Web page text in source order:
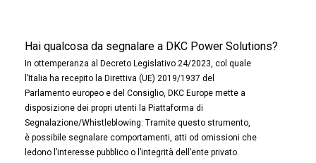
Hai qualcosa da segnalare a DKC Power Solutions?
In ottemperanza al Decreto Legislativo 24/2023, col quale
l’Italia ha recepito la Direttiva (UE) 2019/1937 del
Parlamento europeo e del Consiglio, DKC Europe mette a
disposizione dei propri utenti la Piattaforma di
Segnalazione/Whistleblowing. Tramite questo strumento,
è possibile segnalare comportamenti, atti od omissioni che
ledono l’interesse pubblico o l’integrità dell’ente privato.